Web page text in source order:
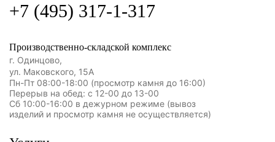
+7 (495) 317-1-317
Производственно-складской комплекс
г. Одинцово,
ул. Маковского, 15А
Пн-Пт 08:00-18:00 (просмотр камня до 16:00)
Перерыв на обед: с 12-00 до 13-00
Сб 10:00-16:00 в дежурном режиме (вывоз
изделий и просмотр камня не осуществляется)